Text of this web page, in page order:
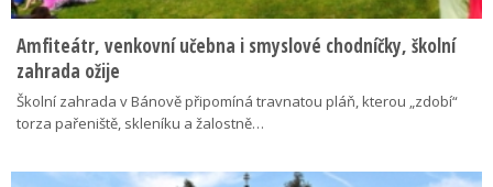
Amfiteátr, venkovní učebna i smyslové chodníčky, školní
zahrada ožije
Školní zahrada v Bánově připomíná travnatou pláň, kterou „zdobí“
torza pařeniště, skleníku a žalostně…